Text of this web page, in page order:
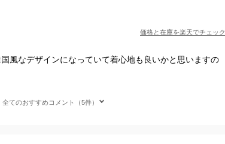
価格と在庫を楽天でチェック
風なデザインになっていて着心地も良いかと思いますの
全てのおすすめコメント（5件）